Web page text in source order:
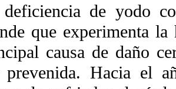
de yodo
que experimenta
causa de daño
prevenida. Hacia el